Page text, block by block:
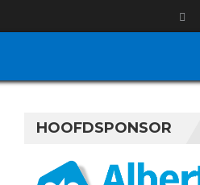
HOOFDSPONSOR